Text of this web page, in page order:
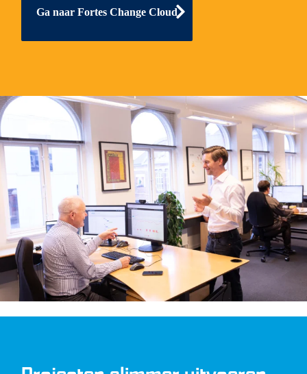
Ga naar Fortes Change Cloud